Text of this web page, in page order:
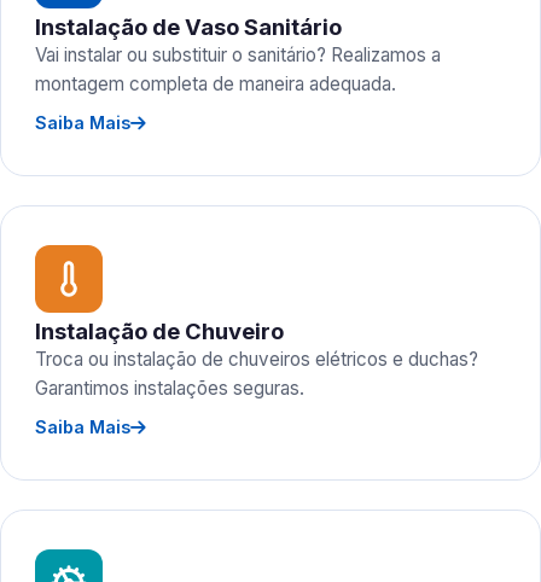
Instalação de Vaso Sanitário
Vai instalar ou substituir o sanitário? Realizamos a
montagem completa de maneira adequada.
Saiba Mais
Instalação de Chuveiro
Troca ou instalação de chuveiros elétricos e duchas?
Garantimos instalações seguras.
Saiba Mais